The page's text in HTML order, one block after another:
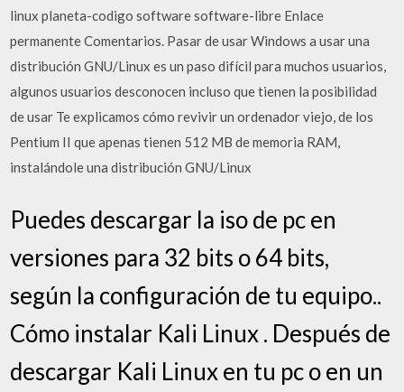
linux planeta-codigo software software-libre Enlace
permanente Comentarios. Pasar de usar Windows a usar una
distribución GNU/Linux es un paso difícil para muchos usuarios,
algunos usuarios desconocen incluso que tienen la posibilidad
de usar Te explicamos cómo revivir un ordenador viejo, de los
Pentium II que apenas tienen 512 MB de memoria RAM,
instalándole una distribución GNU/Linux
Puedes descargar la iso de pc en
versiones para 32 bits o 64 bits,
según la configuración de tu equipo..
Cómo instalar Kali Linux . Después de
descargar Kali Linux en tu pc o en un